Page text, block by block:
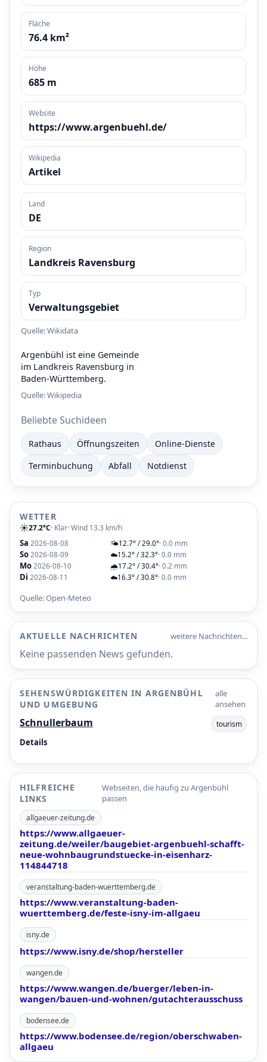
Fläche
76.4 km²
Höhe
685 m
Website
https://www.argenbuehl.de/
Wikipedia
Artikel
Land
DE
Region
Landkreis Ravensburg
Typ
Verwaltungsgebiet
Quelle: Wikidata
Argenbühl ist eine Gemeinde
im Landkreis Ravensburg in
Baden-Württemberg.
Quelle:Wikipedia
Beliebte Suchideen
Rathaus Öffnungszeiten
Online-Dienste
Terminbuchung
Abfall Notdienst
WETTER
☀️27.2°C· Klar· Wind 13.3 km/h
Sa 2026-08-08 🌤️12.7° / 29.0°· 0.0 mm
So 2026-08-09 ☁️15.2° / 32.3°· 0.0 mm
Mo 2026-08-10 🌧️17.2° / 30.4°· 0.2 mm
Di 2026-08-11 ☁️16.3° / 30.8°· 0.0 mm
Quelle: Open-Meteo
AKTUELLE NACHRICHTEN weitere Nachrichten...
Keine passenden News gefunden.
SEHENSWÜRDIGKEITEN IN ARGENBÜHL
UND UMGEBUNG
alle
ansehen
Schnullerbaum tourism
Details
HILFREICHE
LINKS
Webseiten, die häufig zu Argenbühl
passen
allgaeuer-zeitung.de
https://www.allgaeuer-
zeitung.de/weiler/baugebiet-argenbuehl-schafft-
neue-wohnbaugrundstuecke-in-eisenharz-
114844718
veranstaltung-baden-wuerttemberg.de
https://www.veranstaltung-baden-
wuerttemberg.de/feste-isny-im-allgaeu
isny.de
https://www.isny.de/shop/hersteller
wangen.de
https://www.wangen.de/buerger/leben-in-
wangen/bauen-und-wohnen/gutachterausschuss
bodensee.de
https://www.bodensee.de/region/oberschwaben-
allgaeu